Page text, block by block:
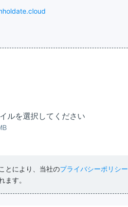
ルを選択してください
とにより、当社のプライバシーポリシー
ます。